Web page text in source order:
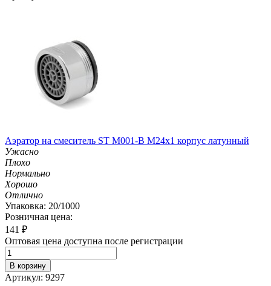
Аэратор на смеситель ST М001-B М24х1 корпус латунный
Ужасно
Плохо
Нормально
Хорошо
Отлично
Упаковка: 20/1000
Розничная цена:
141 ₽
Оптовая цена доступна после регистрации
В корзину
Артикул: 9297